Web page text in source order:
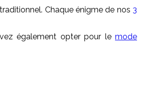
Chaque énigme de nos 3
également opter pour lemode